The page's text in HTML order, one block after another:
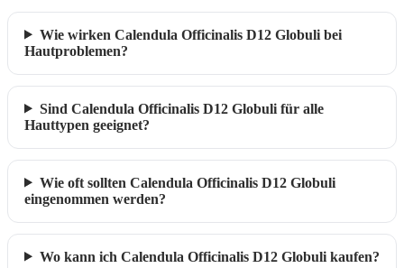
Wie wirken Calendula Officinalis D12 Globuli bei
Hautproblemen?
Sind Calendula Officinalis D12 Globuli für alle
Hauttypen geeignet?
Wie oft sollten Calendula Officinalis D12 Globuli
eingenommen werden?
Wo kann ich Calendula Officinalis D12 Globuli kaufen?